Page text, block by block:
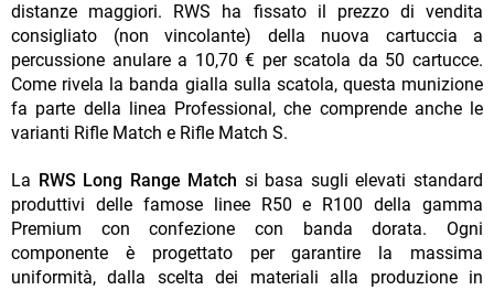
distanze maggiori. RWS ha fissato il prezzo di vendita
consigliato (non vincolante) della nuova cartuccia a
percussione anulare a 10,70 € per scatola da 50 cartucce.
Come rivela la banda gialla sulla scatola, questa munizione
fa parte della linea Professional, che comprende anche le
varianti Rifle Match e Rifle Match S.
La RWS Long Range Match si basa sugli elevati standard
produttivi delle famose linee R50 e R100 della gamma
Premium con confezione con banda dorata. Ogni
componente è progettato per garantire la massima
uniformità, dalla scelta dei materiali alla produzione in